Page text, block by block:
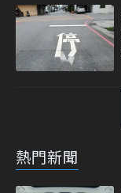
熱門新聞